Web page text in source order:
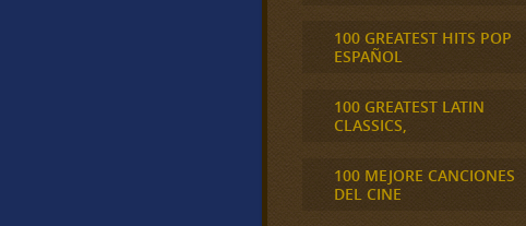
100 GREATEST HITS POP
ESPAÑOL
100 GREATEST LATIN
CLASSICS,
100 MEJORE CANCIONES
DEL CINE